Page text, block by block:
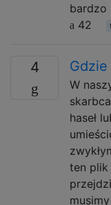
bardzo
42
4
W
haseł
ten plik